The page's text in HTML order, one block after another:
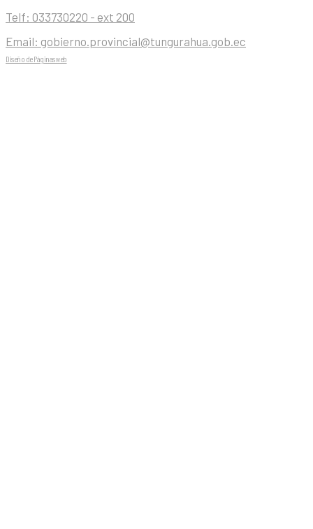
Telf: 033730220 - ext 200
Email: gobierno.provincial@tungurahua.gob.ec
Diseño de Páginas web